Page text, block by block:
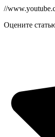
//
Оцените